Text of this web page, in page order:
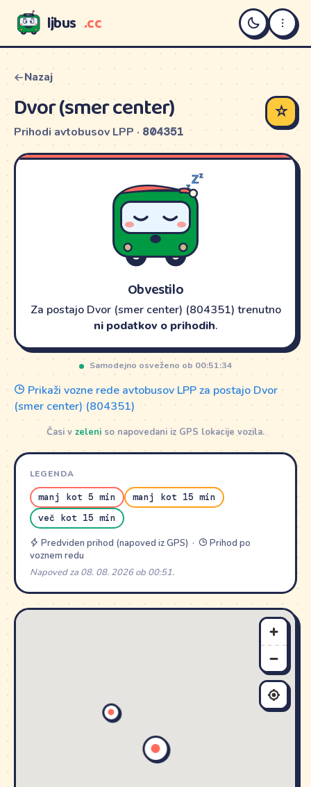
LJBUS ljbus .cc
Nazaj
Dvor (smer center)
Prihodi avtobusov LPP · 804351
☆
Obvestilo
Za postajo Dvor (smer center) (804351) trenutno
ni podatkov o prihodih.
Samodejno osveženo ob 00:51:34
Prikaži vozne rede avtobusov LPP za postajo Dvor
(smer center) (804351)
Časi v zeleni so napovedani iz GPS lokacije vozila.
LEGENDA
manj kot 5 min
manj kot 15 min
več kot 15 min
Predviden prihod (napoved iz GPS) ·
Prihod po
voznem redu
Napoved za 08. 08. 2026 ob 00:51.